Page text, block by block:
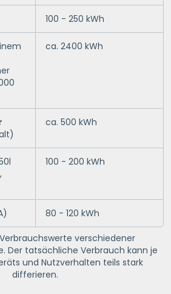
100 - 250 kWh
ca. 2400 kWh
ca. 500 kWh
100 - 200 kWh
80 - 120 kWh
verschiedener
Der tatsächliche Verbrauch kann je
und Nutzverhalten teils stark
differieren.